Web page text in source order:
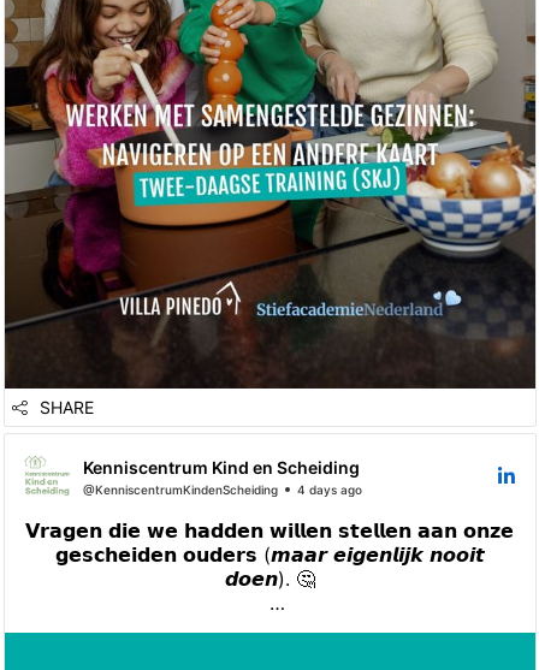
SHARE
Kenniscentrum Kind en Scheiding
@KenniscentrumKindenScheiding 4 days ago
𝗩𝗿𝗮𝗴𝗲𝗻 𝗱𝗶𝗲 𝘄𝗲 𝗵𝗮𝗱𝗱𝗲𝗻 𝘄𝗶𝗹𝗹𝗲𝗻 𝘀𝘁𝗲𝗹𝗹𝗲𝗻 𝗮𝗮𝗻 𝗼𝗻𝘇𝗲
𝗴𝗲𝘀𝗰𝗵𝗲𝗶𝗱𝗲𝗻 𝗼𝘂𝗱𝗲𝗿𝘀 (𝙢𝙖𝙖𝙧 𝙚𝙞𝙜𝙚𝙣𝙡𝙞𝙟𝙠 𝙣𝙤𝙤𝙞𝙩
𝙙𝙤𝙚𝙣). 🤔
Veel van ons vinden het moeilijk om met onze ouders